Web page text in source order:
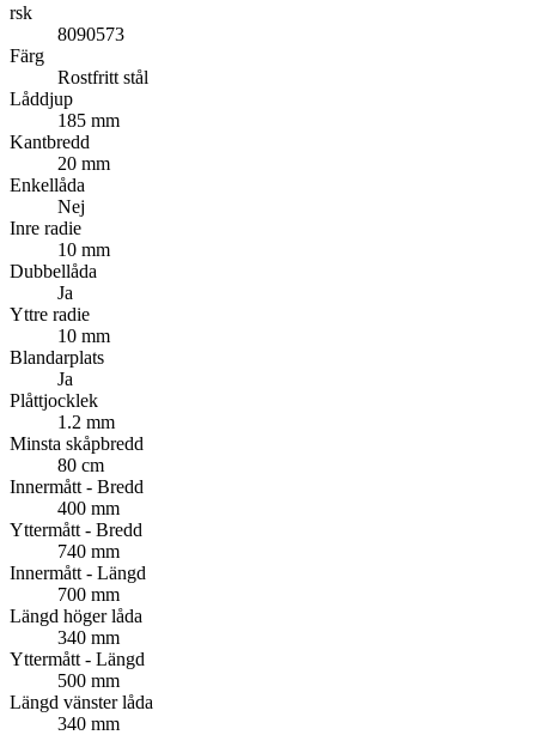
rsk
8090573
Färg
Rostfritt stål
Låddjup
185 mm
Kantbredd
20 mm
Enkellåda
Nej
Inre radie
10 mm
Dubbellåda
Ja
Yttre radie
10 mm
Blandarplats
Ja
Plåttjocklek
1.2 mm
Minsta skåpbredd
80 cm
Innermått - Bredd
400 mm
Yttermått - Bredd
740 mm
Innermått - Längd
700 mm
Längd höger låda
340 mm
Yttermått - Längd
500 mm
Längd vänster låda
340 mm